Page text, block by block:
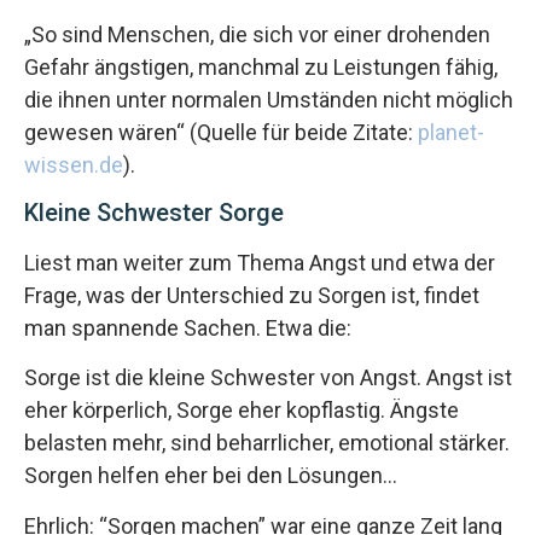
„So sind Menschen, die sich vor einer drohenden
Gefahr ängstigen, manchmal zu Leistungen fähig,
die ihnen unter normalen Umständen nicht möglich
gewesen wären“ (Quelle für beide Zitate: planet-
wissen.de).
Kleine Schwester Sorge
Liest man weiter zum Thema Angst und etwa der
Frage, was der Unterschied zu Sorgen ist, findet
man spannende Sachen. Etwa die:
Sorge ist die kleine Schwester von Angst. Angst ist
eher körperlich, Sorge eher kopflastig. Ängste
belasten mehr, sind beharrlicher, emotional stärker.
Sorgen helfen eher bei den Lösungen…
Ehrlich: “Sorgen machen” war eine ganze Zeit lang